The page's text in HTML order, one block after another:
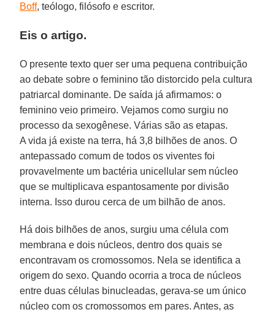
Boff, teólogo, filósofo e escritor.
Eis o artigo.
O presente texto quer ser uma pequena contribuição
ao debate sobre o feminino tão distorcido pela cultura
patriarcal dominante. De saída já afirmamos: o
feminino veio primeiro. Vejamos como surgiu no
processo da sexogênese. Várias são as etapas.
A vida já existe na terra, há 3,8 bilhões de anos. O
antepassado comum de todos os viventes foi
provavelmente um bactéria unicellular sem núcleo
que se multiplicava espantosamente por divisão
interna. Isso durou cerca de um bilhão de anos.
Há dois bilhões de anos, surgiu uma célula com
membrana e dois núcleos, dentro dos quais se
encontravam os cromossomos. Nela se identifica a
origem do sexo. Quando ocorria a troca de núcleos
entre duas células binucleadas, gerava-se um único
núcleo com os cromossomos em pares. Antes, as